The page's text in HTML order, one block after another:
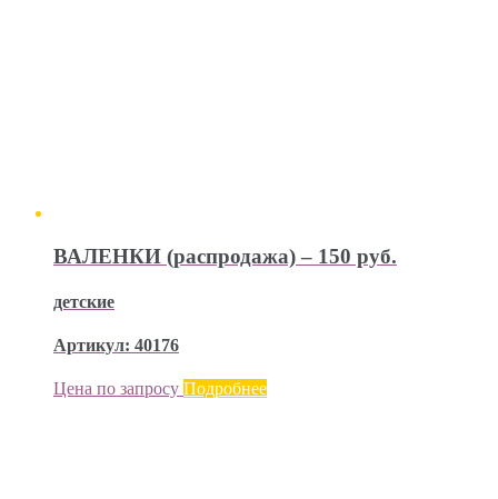
ВАЛЕНКИ (распродажа) – 150 руб.
детские
Артикул: 40176
Цена по запросу Подробнее